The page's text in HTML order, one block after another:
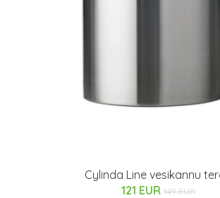
Cylinda Line vesikannu
121 EUR 149 EUR